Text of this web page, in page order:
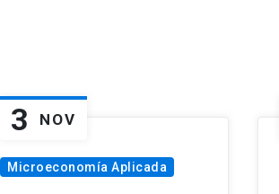
3 NOV
Microeconomía Aplicada